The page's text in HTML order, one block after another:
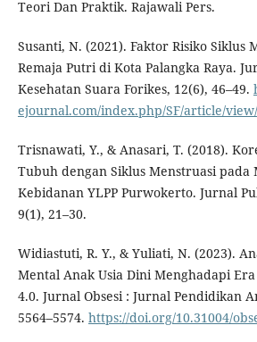
Teori Dan Praktik. Rajawali Pers.
Susanti, N. (2021). Faktor Risiko Siklus
Remaja Putri di Kota Palangka Raya.
Kesehatan Suara Forikes, 12(6), 46–49.
ejournal.com/index.php/SF/article/
Trisnawati, Y., & Anasari, T. (2018).
Tubuh dengan Siklus Menstruasi pada
Kebidanan YLPP Purwokerto. Jurnal
9(1), 21–30.
Widiastuti, R. Y., & Yuliati, N. (2023).
Mental Anak Usia Dini Menghadapi
4.0. Jurnal Obsesi : Jurnal Pendidikan
5564–5574. https://doi.org/10.31004/